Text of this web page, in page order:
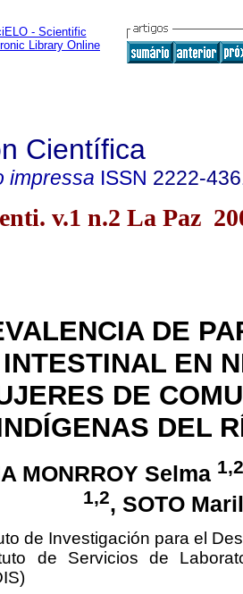
Científica
impressa ISSN 2222-
v.1 n.2 La Paz
DE
INTESTINAL EN
DE
DEL
MONRROY Selma 1,2
1,2, SOTO
de Investigación para el
de Servicios de